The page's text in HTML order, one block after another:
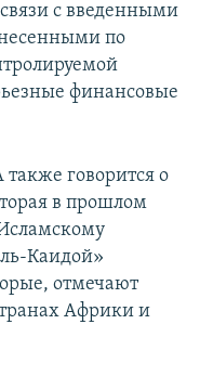
с введенными
по
финансовые
говорится о
в прошлом
Каидой»
отмечают
Африки и